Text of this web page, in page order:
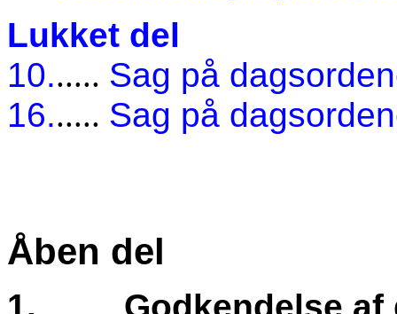
Lukket del
10...... Sag på
16...... Sag på
Åben del